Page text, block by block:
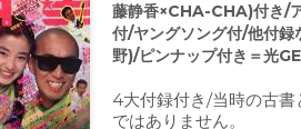
藤静香×CHA-CHA)付き/
付/ヤングソング付/他付録
野)/ピンナップ付き＝光
4大付録付き/当時の古
ではありません。